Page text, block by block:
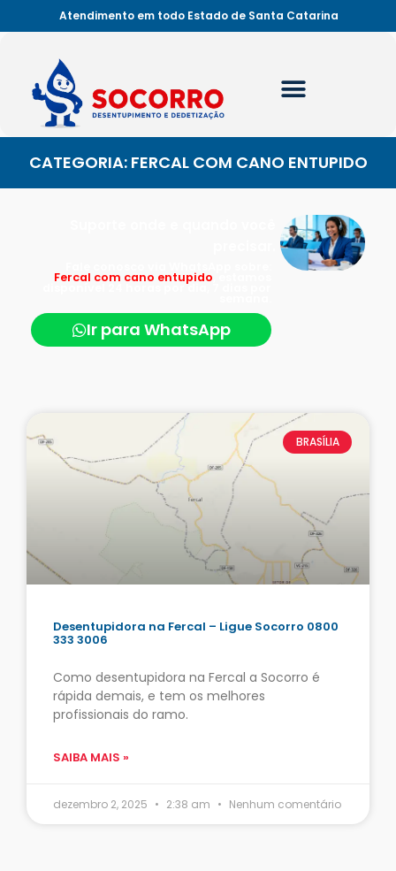
Atendimento em todo Estado de Santa Catarina
CATEGORIA: FERCAL COM CANO ENTUPIDO
Fercal com cano entupido
disponível 24 horas por dia, 7 dias por
Ir para WhatsApp
BRASÍLIA
Desentupidora na Fercal – Ligue Socorro 0800
333 3006
Como desentupidora na Fercal a Socorro é
rápida demais, e tem os melhores
profissionais do ramo.
SAIBA MAIS »
dezembro 2, 2025 2:38 am Nenhum comentário